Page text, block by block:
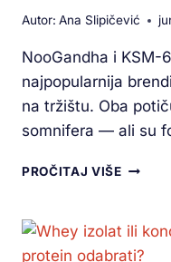
Autor: Ana Slipičević
NooGandha i KSM-
najpopularnija
na tržištu. Oba
somnifera — ali su
PROČITAJ VIŠE